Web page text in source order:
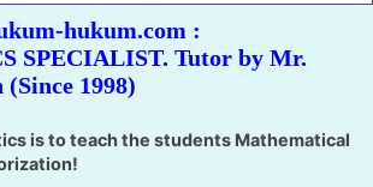
hukum.com :
SPECIALIST. Tutor by Mr.
1998)
is to teach the students Mathematical